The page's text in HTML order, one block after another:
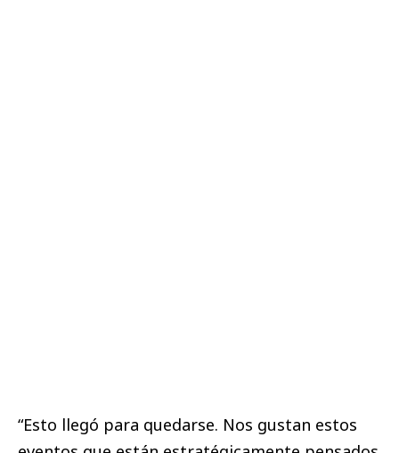
“Esto llegó para quedarse. Nos gustan estos